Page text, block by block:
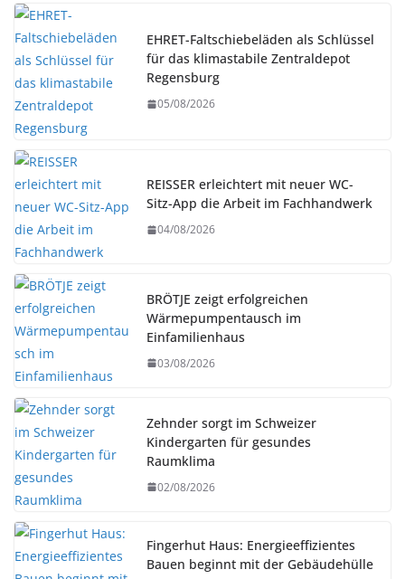
EHRET-Faltschiebeläden als Schlüssel
für das klimastabile Zentraldepot
Regensburg
05/08/2026
REISSER erleichtert mit neuer WC-
Sitz-App die Arbeit im Fachhandwerk
04/08/2026
BRÖTJE zeigt erfolgreichen
Wärmepumpentausch im
Einfamilienhaus
03/08/2026
Zehnder sorgt im Schweizer
Kindergarten für gesundes
Raumklima
02/08/2026
Fingerhut Haus: Energieeffizientes
Bauen beginnt mit der Gebäudehülle